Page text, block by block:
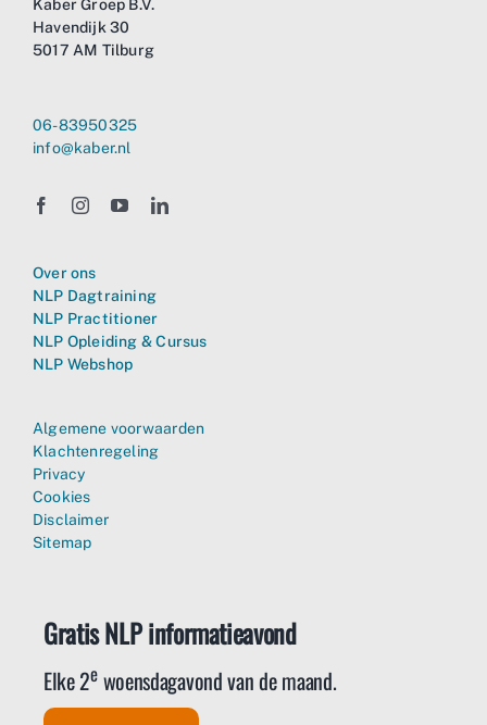
Kaber Groep B.V.
Havendijk 30
5017 AM Tilburg
06-83950325
info@kaber.nl
Over ons
NLP Dagtraining
NLP Practitioner
NLP Opleiding & Cursus
NLP Webshop
Algemene voorwaarden
Klachtenregeling
Privacy
Cookies
Disclaimer
Sitemap
Gratis NLP informatieavond
Elke 2ewoensdagavond van de maand.